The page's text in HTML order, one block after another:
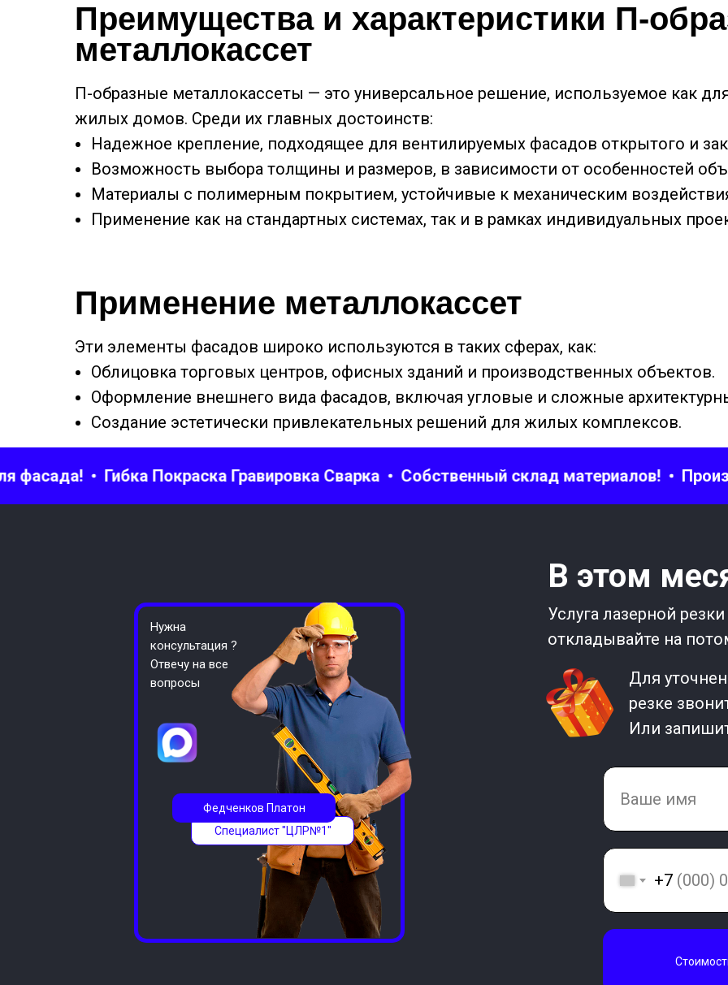
Преимущества и характеристики П-
металлокассет
П-образные металлокассеты — это универсальное решение, используемое как
жилых домов. Среди их главных достоинств:
Надежное крепление, подходящее для вентилируемых фасадов открытого и
Возможность выбора толщины и размеров, в зависимости от особенностей
Материалы с полимерным покрытием, устойчивые к механическим
Применение как на стандартных системах, так и в рамках индивидуальных
Применение металлокассет
Эти элементы фасадов широко используются в таких сферах, как:
Облицовка торговых центров, офисных зданий и производственных объектов.
Оформление внешнего вида фасадов, включая угловые и сложные
Создание эстетически привлекательных решений для жилых комплексов.
Гибка Покраска Гравировка Сварка Собственный склад материалов!
Нужна
консультация ?
Отвечу на все
вопросы
Специалист "ЦЛР№1"
Федченков Платон
В этом
Услуга лазерной
откладывайте на
Для
резке
Или
+7